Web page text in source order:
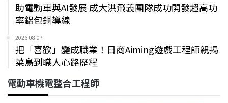
助電動車與AI發展 成大洪飛義團隊成功開發超高功
率鋁包銅導線
2026-08-07
把「喜歡」變成職業！日商Aiming遊戲工程師親揭
菜鳥到職人心路歷程
電動車機電整合工程師